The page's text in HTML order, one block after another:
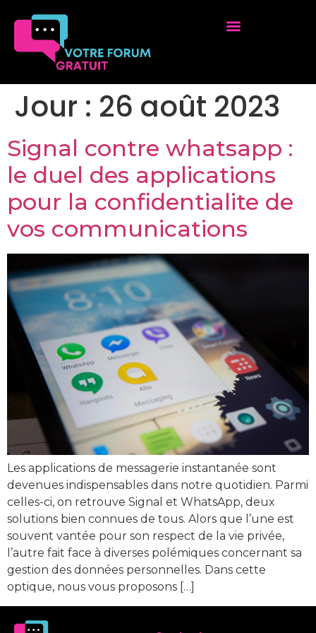
Jour : 26 août 2023
Signal contre whatsapp :
le duel des applications
pour la confidentialite de
vos communications
Les applications de messagerie instantanée sont
devenues indispensables dans notre quotidien. Parmi
celles-ci, on retrouve Signal et WhatsApp, deux
solutions bien connues de tous. Alors que l’une est
souvent vantée pour son respect de la vie privée,
l’autre fait face à diverses polémiques concernant sa
gestion des données personnelles. Dans cette
optique, nous vous proposons […]